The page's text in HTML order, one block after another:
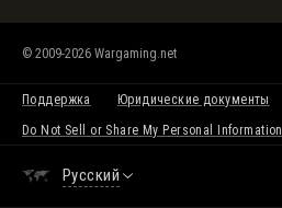
© 2009-2026 Wargaming.net
Поддержка
Юридические документы
Do Not Sell or Share My Personal Information
Русский